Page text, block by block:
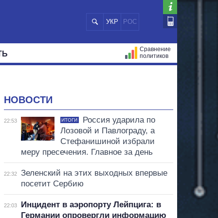
УКР РОС
Сравнение
политиков
НОВОСТИ
22:53 ИТОГИ
Россия ударила по
Лозовой и Павлограду, а
Стефанишиной избрали
меру пресечения. Главное за день
22:32
Зеленский на этих выходных впервые
посетит Сербию
22:03
Инцидент в аэропорту Лейпцига: в
Германии опровергли информацию